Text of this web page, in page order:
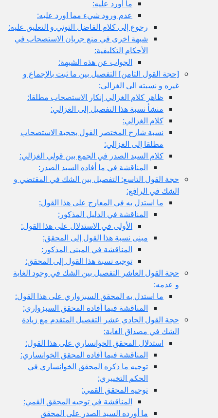
ما أورد عليه:
عدم ورود شي‏ء مما اورد عليه:
رجوع إلى كلام الفاضل التوني و التعليق عليه:
شبهة اخرى في منع جريان الاستصحاب في
الأحكام التكليفية:
الجواب عن هذه الشبهة:
[حجة القول الثامن‏] التفصيل بين ما ثبت بالإجماع و
غيره و نسبته الى الغزالي:
ظاهر كلام الغزالي إنكار الاستصحاب مطلقا:
منشأ نسبة هذا التفصيل إلى الغزالي:
كلام الغزالي:
نسبة شارح المختصر القول بحجية الاستصحاب
مطلقا إلى الغزالي:
كلام السيد الصدر في الجمع بين قولي الغزالي:
المناقشة في ما أفاده السيد الصدر:
حجة القول التاسع: التفصيل بين الشك في المقتضي و
الشك في الرافع:
ما استدل به في المعارج على هذا القول:
المناقشة في الدليل المذكور:
الأولى في الاستدلال على هذا القول:
مبنى نسبة هذا القول إلى المحقق:
المناقشة في المبنى المذكور:
توجيه نسبة هذا القول إلى المحقق:
حجة القول العاشر التفصيل بين الشك في وجود الغاية
و عدمه:
ما استدل به المحقق السبزواري على هذا القول:
المناقشة فيما أفاده المحقق السبزواري:
حجة القول الحادي عشر التفصيل المتقدم مع زيادة
الشك في مصداق الغاية:
استدلال المحقق الخوانساري على هذا القول:
المناقشة فيما أفاده المحقق الخوانساري:
توجيه ما ذكره المحقق الخوانساري في
الحكم التخييري:
توجيه المحقق القمي:
المناقشة في توجيه المحقق القمي:
ما أورده السيد الصدر على المحقق